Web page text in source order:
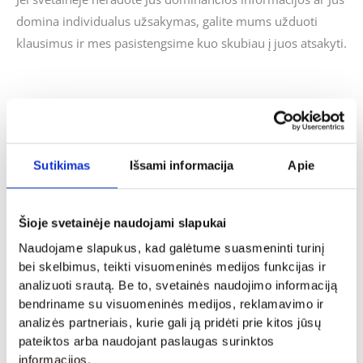
Sutikimas Išsami informacija Apie
Šioje svetainėje naudojami slapukai
Naudojame slapukus, kad galėtume suasmeninti turinį
bei skelbimus, teikti visuomeninės medijos funkcijas ir
analizuoti srautą. Be to, svetainės naudojimo informaciją
bendriname su visuomeninės medijos, reklamavimo ir
analizės partneriais, kurie gali ją pridėti prie kitos jūsų
pateiktos arba naudojant paslaugas surinktos
informacijos.
domina individualus užsakymas, galite mums užduoti
klausimus ir mes pasistengsime kuo skubiau į juos atsakyti.
Vestuvės
Šampano taurės „10 metų jos vyras,
10 metų jo žmona”
18.00€
Į KREPŠELĮ
kartu”
Į KREPŠELĮ